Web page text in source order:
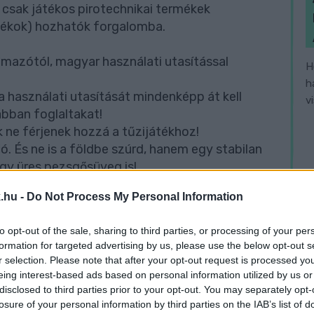
- Do Not Process My Personal Information
opt-out of the sale, sharing to third parties, or processing of your
for targeted advertising by us, please use the below opt-out
selection. Please note that after your opt-out request is processed
interest-based ads based on personal information utilized by us
to third parties prior to your opt-out. You may separately
of your personal information by third parties on the IAB’s list of
játékos pirotechnikai termékek
hozhatók forgalomba.
magyar használati utasítással
használati utasítását mindenképp át kell
foglaltakat!
ne férjenek hozzá a tűzijátékhoz!
És ne is a földbe szúrd, hanem egy stabilan
üres pezsgősüveg is!
adó gázgyújtót vagy vihargyufát!
nincs akadálya és tartsd be a biztonsági
térben soha ne használd!
- de minimum egy vödör víz.
sokkal érzékenyebbek a fény- és